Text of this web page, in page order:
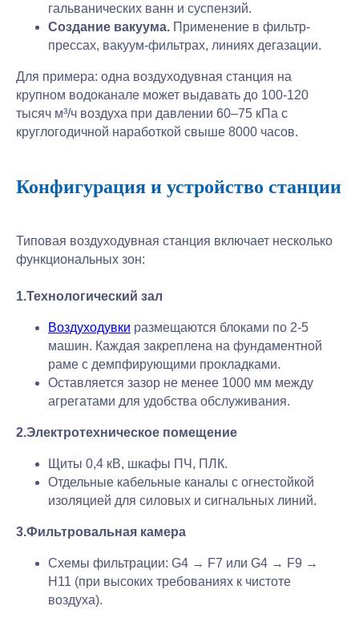
гальванических ванн и суспензий.
Создание вакуума. Применение в фильтр-
прессах, вакуум-фильтрах, линиях дегазации.
Для примера: одна воздуходувная станция на
крупном водоканале может выдавать до 100-120
тысяч м³/ч воздуха при давлении 60–75 кПа с
круглогодичной наработкой свыше 8000 часов.
Конфигурация и устройство станции
Типовая воздуходувная станция включает несколько
функциональных зон:
1.Технологический зал
Воздуходувки размещаются блоками по 2-5
машин. Каждая закреплена на фундаментной
раме с демпфирующими прокладками.
Оставляется зазор не менее 1000 мм между
агрегатами для удобства обслуживания.
2.Электротехническое помещение
Щиты 0,4 кВ, шкафы ПЧ, ПЛК.
Отдельные кабельные каналы с огнестойкой
изоляцией для силовых и сигнальных линий.
3.Фильтровальная камера
Схемы фильтрации: G4 → F7 или G4 → F9 →
H11 (при высоких требованиях к чистоте
воздуха).